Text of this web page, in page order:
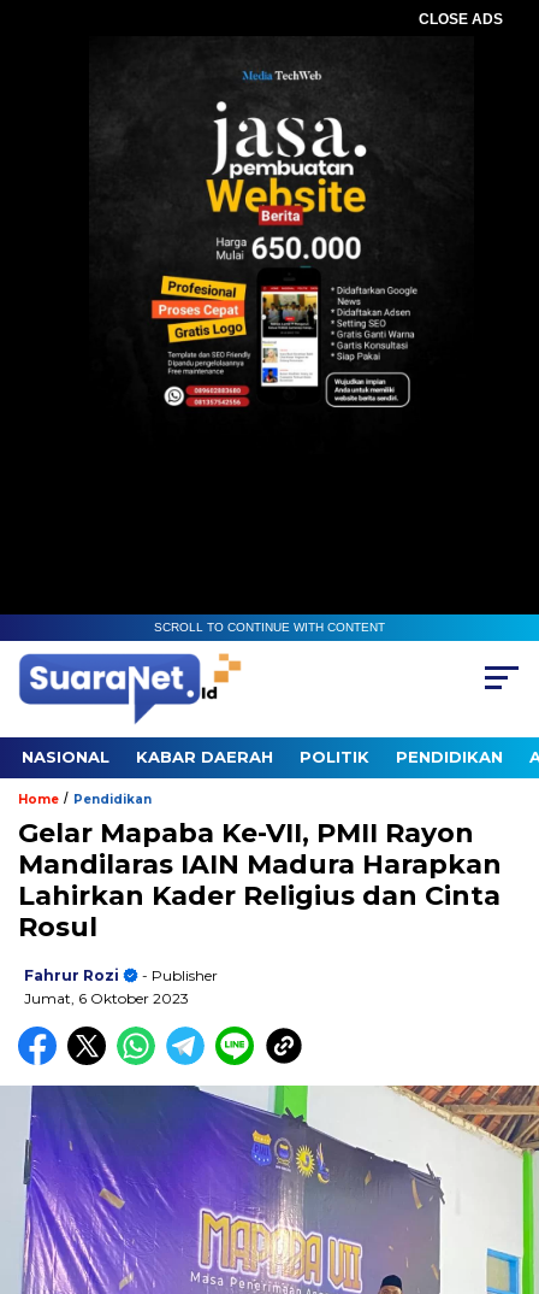
CLOSE ADS
SCROLL TO CONTINUE WITH CONTENT
NASIONAL KABAR DAERAH POLITIK PENDIDIKAN
Home / Pendidikan
Gelar Mapaba Ke-VII, PMII Rayon
Mandilaras IAIN Madura Harapkan
Lahirkan Kader Religius dan Cinta
Rosul
Fahrur Rozi
- Publisher
Jumat, 6 Oktober 2023